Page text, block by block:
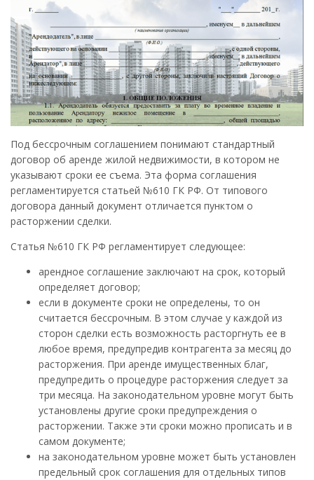
Под бессрочным соглашением понимают стандартный
договор об аренде жилой недвижимости, в котором не
указывают сроки ее съема. Эта форма соглашения
регламентируется статьей №610 ГК РФ. От типового
договора данный документ отличается пунктом о
расторжении сделки.
Статья №610 ГК РФ регламентирует следующее:
арендное соглашение заключают на срок, который
определяет договор;
если в документе сроки не определены, то он
считается бессрочным. В этом случае у каждой из
сторон сделки есть возможность расторгнуть ее в
любое время, предупредив контрагента за месяц до
расторжения. При аренде имущественных благ,
предупредить о процедуре расторжения следует за
три месяца. На законодательном уровне могут быть
установлены другие сроки предупреждения о
расторжении. Также эти сроки можно прописать и в
самом документе;
на законодательном уровне может быть установлен
предельный срок соглашения для отдельных типов